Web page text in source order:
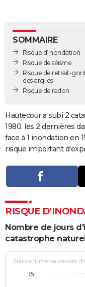
GUIDES D'ACHAT
BONS PLANS
CARTE DE VOEUX
Carte de Noël
Carte Bonne année
Carte Saint-Valentin
Carte Pâques
Carte d'anniversaire
DICTIONNAIRE
Dictionnaire
Biographies
Citations
Expressions
Proverbes
PROGRAMME TV
COPAINS D'AVANT
S'inscrire
Se connecter
Lycées
Collèges
Primaires
Universités
Entreprises
Service militaire
Avis de recherche
SOMMAIRE
Risque d’inondation
Risque de séisme
Risque de retrait-
des argiles
Risque de radon
Hautecour a subi 2
1980, les 2 dernières
face à 1 inondation en
risque important
RISQUE
Nombre de jours
catastrophe
Source : Linternaute.com
15